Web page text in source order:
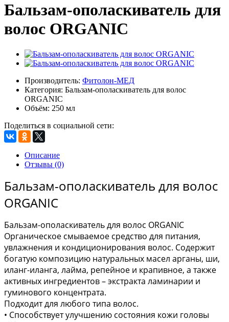
Бальзам-ополаскиватель для
волос ORGANIC
Производитель: Фитолон-МЕД
Категория: Бальзам-ополаскиватель для волос
ORGANIC
Объём: 250 мл
Поделиться в социальной сети:
Описание
Отзывы (0)
Бальзам-ополаскиватель для волос
ORGANIC
Бальзам-ополаскиватель для волос ORGANIC
Органическое смываемое средство для питания,
увлажнения и кондиционирования волос. Содержит
богатую композицию натуральных масел арганы, ши,
иланг-иланга, лайма, репейное и крапивное, а также
активных ингредиентов – экстракта ламинарии и
гуминового концентрата.
Подходит для любого типа волос.
• Способствует улучшению состояния кожи головы